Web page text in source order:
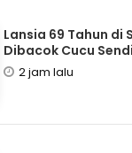
Lansia 69 Tahun di
Dibacok Cucu
2 jam lalu